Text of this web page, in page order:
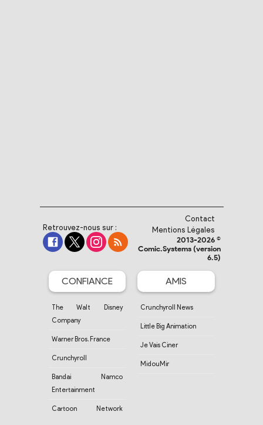
Retrouvez-nous sur :
Contact
Mentions Légales
2013-2026 ©
Comic.Systems (version
6.5)
CONFIANCE
The Walt Disney
Company
Warner Bros. France
Crunchyroll
Bandai Namco
Entertainment
Cartoon Network
AMIS
Crunchyroll News
Little Big Animation
Je Vais Ciner
MidouMir